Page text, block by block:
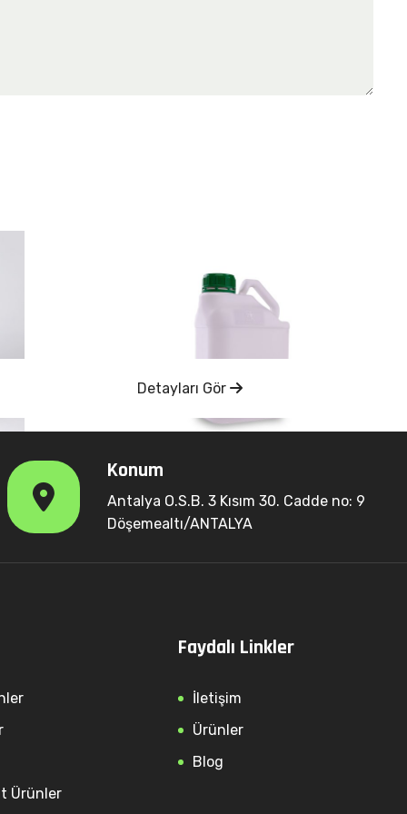
Detayları Gör
Konum
Antalya O.S.B. 3 Kısım 30. Cadde no: 9
Döşemealtı/ANTALYA
Ürünler
Faydalı Linkler
İletişim
Ürünler
Blog